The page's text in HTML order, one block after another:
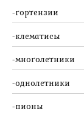
гортензии
клематисы
многолетники
однолетники
пионы